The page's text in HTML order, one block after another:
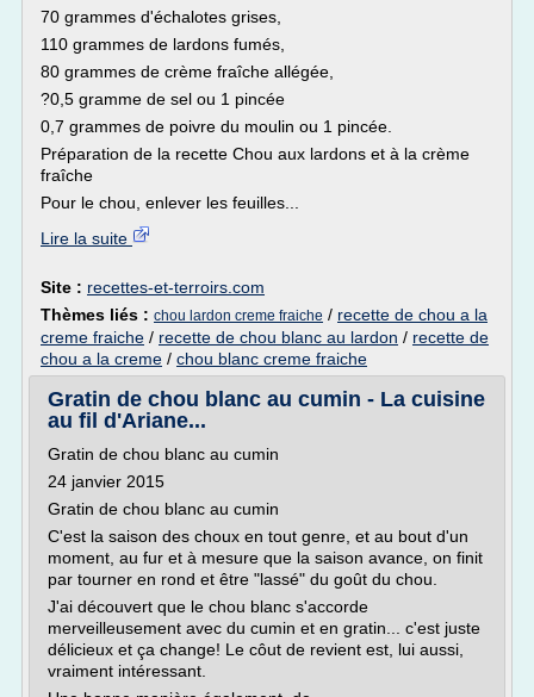
70 grammes d'échalotes grises,
110 grammes de lardons fumés,
80 grammes de crème fraîche allégée,
?0,5 gramme de sel ou 1 pincée
0,7 grammes de poivre du moulin ou 1 pincée.
Préparation de la recette Chou aux lardons et à la crème
fraîche
Pour le chou, enlever les feuilles...
Lire la suite
Site : recettes-et-terroirs.com
Thèmes liés : chou lardon creme fraiche / recette de chou a la
creme fraiche / recette de chou blanc au lardon / recette de
chou a la creme / chou blanc creme fraiche
Gratin de chou blanc au cumin - La cuisine
au fil d'Ariane...
Gratin de chou blanc au cumin
24 janvier 2015
Gratin de chou blanc au cumin
C'est la saison des choux en tout genre, et au bout d'un
moment, au fur et à mesure que la saison avance, on finit
par tourner en rond et être "lassé" du goût du chou.
J'ai découvert que le chou blanc s'accorde
merveilleusement avec du cumin et en gratin... c'est juste
délicieux et ça change! Le côut de revient est, lui aussi,
vraiment intéressant.